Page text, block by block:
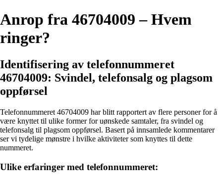
Anrop fra 46704009 – Hvem
ringer?
Identifisering av telefonnummeret
46704009: Svindel, telefonsalg og plagsom
oppførsel
Telefonnummeret 46704009 har blitt rapportert av flere personer for å
være knyttet til ulike former for uønskede samtaler, fra svindel og
telefonsalg til plagsom oppførsel. Basert på innsamlede kommentarer
ser vi tydelige mønstre i hvilke aktiviteter som knyttes til dette
nummeret.
Ulike erfaringer med telefonnummeret: